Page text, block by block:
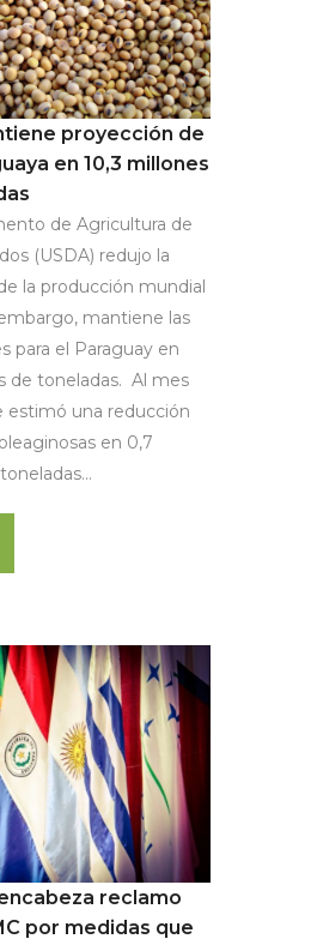
proyección de
en 10,3 millones
de Agricultura de
(USDA) redujo la
la producción mundial
mantiene las
para el Paraguay en
de toneladas. Al mes
estimó una reducción
en 0,7
reclamo
por medidas que